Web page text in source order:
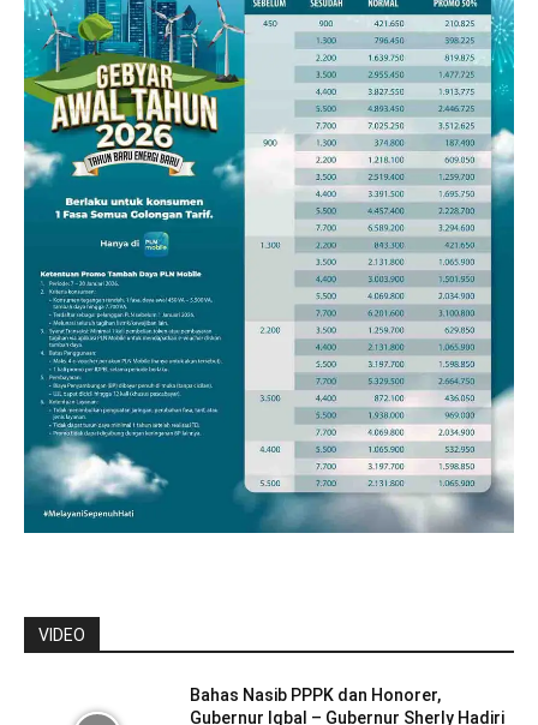
VIDEO
Bahas Nasib PPPK dan Honorer,
Gubernur Iqbal – Gubernur Sherly Hadiri